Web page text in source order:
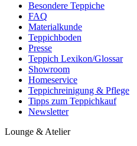
Besondere Teppiche
FAQ
Materialkunde
Teppichboden
Presse
Teppich Lexikon/Glossar
Showroom
Homeservice
Teppichreinigung & Pflege
Tipps zum Teppichkauf
Newsletter
Lounge & Atelier